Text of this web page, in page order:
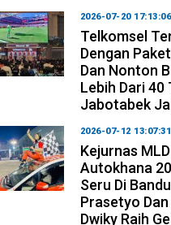
2026-07-20 17:13:06
Telkomsel
Dengan
Dan Nonton
Lebih Dari 40
Jabotabek
2026-07-12 13:07:31
Kejurnas
Autokhana
Seru Di
Prasetyo
Dwiky Raih